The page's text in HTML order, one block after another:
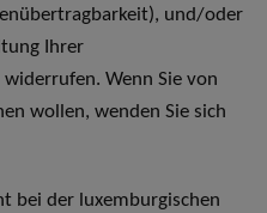
und/oder
Ihrer
Wenn Sie von
wollen, wenden Sie sich
bei der luxemburgischen